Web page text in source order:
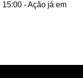
15:00 - Ação já em